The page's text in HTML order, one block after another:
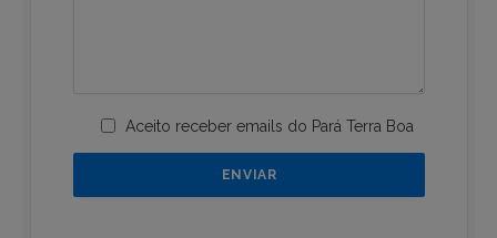
Aceito receber emails do Pará Terra Boa